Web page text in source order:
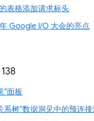
表格添加请求标头
Google I/O 大会的亮点
”面板
系树”数据洞见中的预连